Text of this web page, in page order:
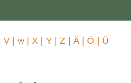
| V | W| X | Y | Z | Ä | Ö | Ü